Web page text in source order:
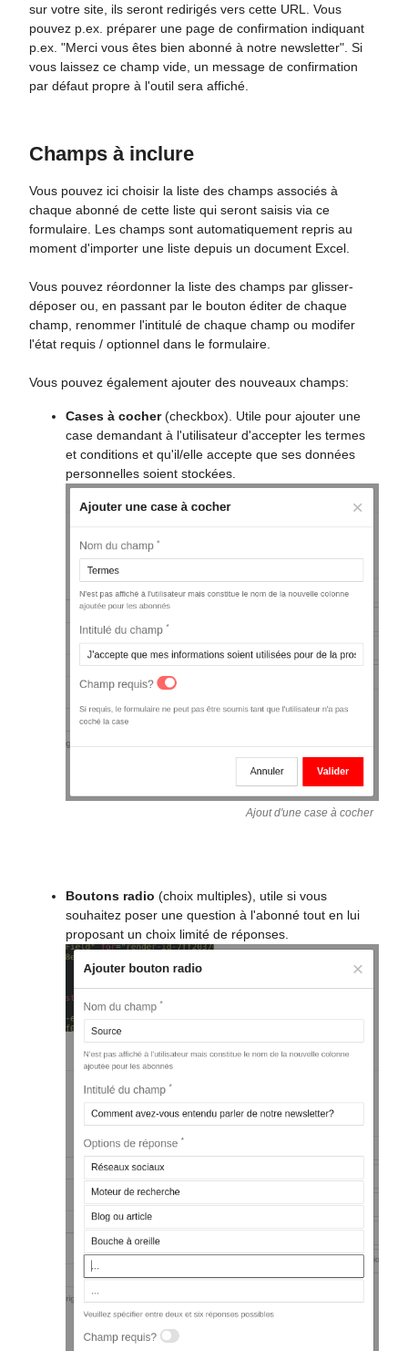
sur votre site, ils seront redirigés vers cette URL. Vous
pouvez p.ex. préparer une page de confirmation indiquant
p.ex. "Merci vous êtes bien abonné à notre newsletter". Si
vous laissez ce champ vide, un message de confirmation
par défaut propre à l'outil sera affiché.
Champs à inclure
Vous pouvez ici choisir la liste des champs associés à
chaque abonné de cette liste qui seront saisis via ce
formulaire. Les champs sont automatiquement repris au
moment d'importer une liste depuis un document Excel.
Vous pouvez réordonner la liste des champs par glisser-
déposer ou, en passant par le bouton éditer de chaque
champ, renommer l'intitulé de chaque champ ou modifer
l'état requis / optionnel dans le formulaire.
Vous pouvez également ajouter des nouveaux champs:
Cases à cocher(checkbox). Utile pour ajouter une
case demandant à l'utilisateur d'accepter les termes
et conditions et qu'il/elle accepte que ses données
personnelles soient stockées.
Ajout d'une case à cocher
Boutons radio (choix multiples), utile si vous
souhaitez poser une question à l'abonné tout en lui
proposant un choix limité de réponses.